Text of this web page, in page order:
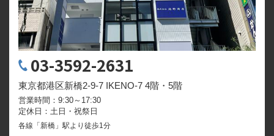
03-3592-2631
東京都港区新橋2-9-7 IKENO-7 4階・5階
営業時間：9:30～17:30
定休日：土日・祝祭日
各線「新橋」駅より徒歩1分